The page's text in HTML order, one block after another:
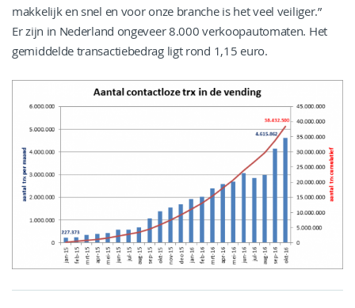
makkelijk en snel en voor onze branche is het veel veiliger.”
Er zijn in Nederland ongeveer 8.000 verkoopautomaten. Het
gemiddelde transactiebedrag ligt rond 1,15 euro.